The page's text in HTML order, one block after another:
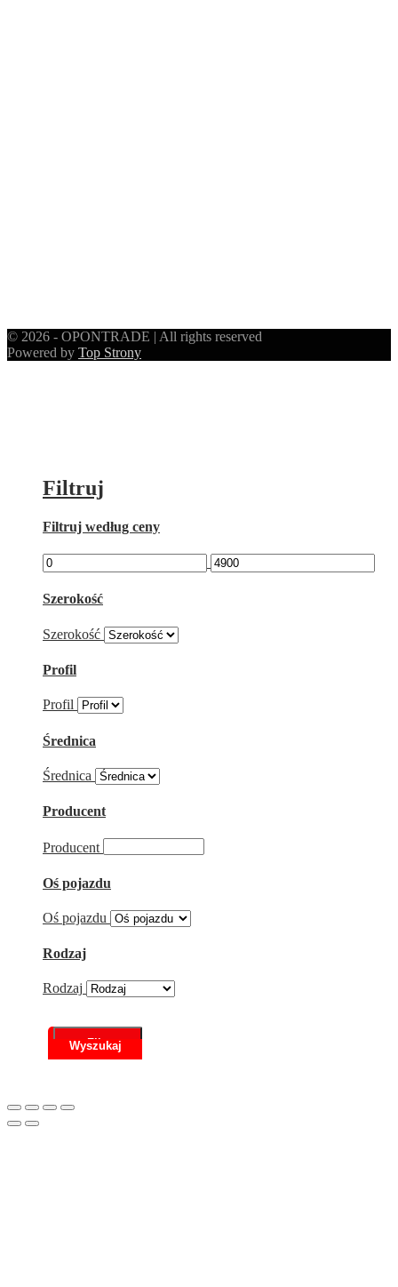
© 2026 - OPONTRADE | All rights reserved
Powered by Top Strony
Filtruj
Filtruj według ceny
Szerokość
Szerokość
Profil
Profil
Średnica
Średnica
Producent
Producent
Oś pojazdu
Oś pojazdu
Rodzaj
Rodzaj
Filtr
Scroll
to